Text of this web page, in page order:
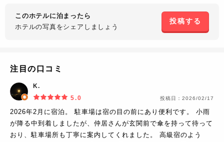
このホテルに泊まったら
ホテルの写真をシェアしましょう
投稿する
注目の口コミ
K.
5.0
投稿日： 2026/02/17
2026年2月に宿泊。 駐車場は宿の目の前にあり便利です。 小雨
が降る中到着しましたが、仲居さんが玄関前で傘を持って待って
おり、駐車場所も丁寧に案内してくれました。 高級宿のよう